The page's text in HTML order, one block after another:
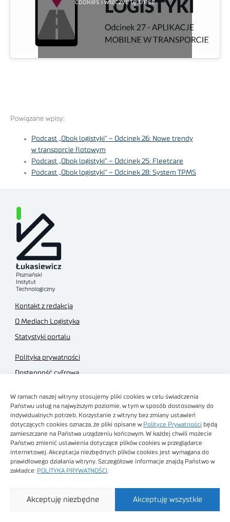
W ramach naszej witryny stosujemy pliki cookies w celu świadczenia
Państwu usług na najwyższym poziomie, w tym w sposób dostosowany do
indywidualnych potrzeb. Korzystanie z witryny bez zmiany ustawień
dotyczących cookies oznacza, że pliki opisane w Polityce Prywatności będą
zamieszczane na Państwa urządzeniu końcowym. W każdej chwili możecie
Państwo zmienić ustawienia dotyczące plików cookies w przeglądarce
internetowej. Akceptacja niezbędnych plików cookies jest wymagana do
prawidłowego działania witryny. Szczegółowe informacje znajdą Państwo w
zakładce: POLITYKA PRYWATNOŚCI
Akceptuję wszystkie
Akceptuję niezbędne
cookies i włączyć tę treść
Powiązane wpisy:
Podcast „Obok logistyki” – Odcinek 26: Nowe trendy
w transporcie flotowym
Podcast „Obok logistyki” – Odcinek 25: Fleetcare
Podcast „Obok logistyki” – Odcinek 28: System TPMS
Kontakt z redakcją
O Mediach Logistyka
Statystyki portalu
Polityka prywatności
Dostępność cyfrowa
Regulamin sklepu
Obrazy stockowe
autorstwa
Technologiczny